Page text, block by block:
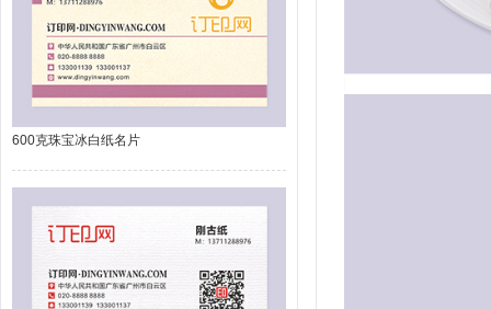
600克珠宝冰白纸名片